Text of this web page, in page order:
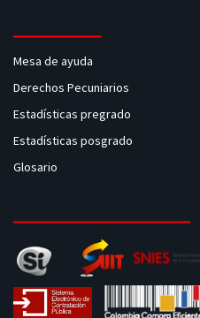
Mesa de ayuda
Derechos Pecuniarios
Estadísticas pregrado
Estadísticas posgrado
Glosario